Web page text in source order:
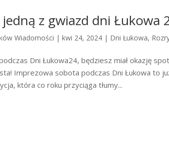
z gwiazd dni Łukowa
Wiadomości |kwi 24, 2024 | Dni Łukowa,
Dni Łukowa24, będziesz miał okazję
Imprezowa sobota podczas Dni Łukowa to
która co roku przyciąga tłumy...